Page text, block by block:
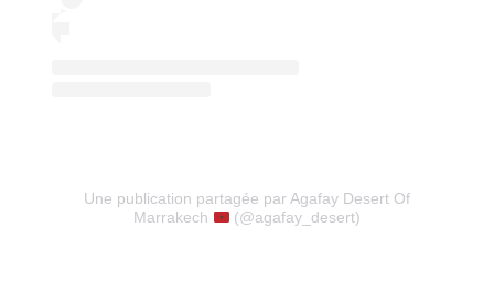
Une publication partagée par Agafay Desert Of
Marrakech
(@agafay_desert)